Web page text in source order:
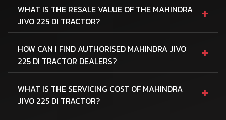
WHAT IS THE RESALE VALUE OF THE MAHINDRA
JIVO 225 DI TRACTOR?
+
HOW CAN I FIND AUTHORISED MAHINDRA JIVO
225 DI TRACTOR DEALERS?
+
WHAT IS THE SERVICING COST OF MAHINDRA
JIVO 225 DI TRACTOR?
+